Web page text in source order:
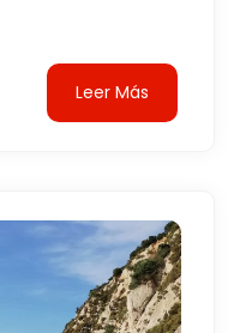
Leer Más